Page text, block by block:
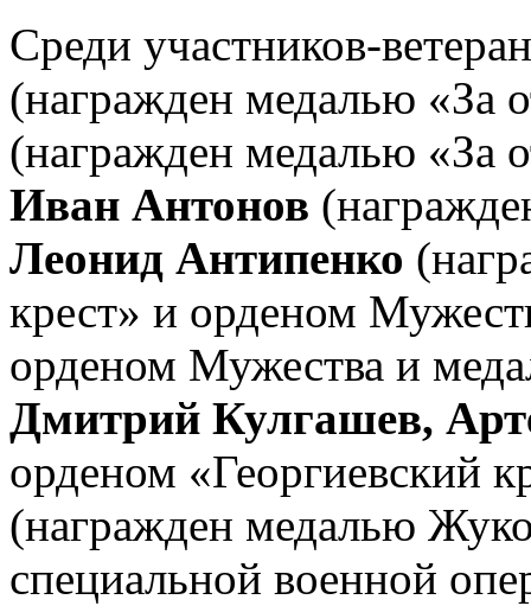
Среди участников-
(награжден медалью «За
(награжден медалью «За
Иван Антонов
Леонид Антипенко
крест» и орденом
орденом Мужества и
Дмитрий Кулгашев,
орденом «Георгиевский
(награжден медалью
специальной военной